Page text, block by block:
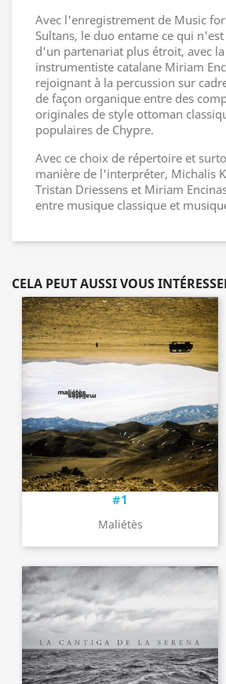
Avec l'enregistrement de Music
Sultans, le duo entame ce qui
d'un partenariat plus étroit, avec
instrumentiste catalane Miriam
rejoignant à la percussion sur
de façon organique entre des
originales de style ottoman
populaires de Chypre.
Avec ce choix de répertoire et
manière de l'interpréter, Michalis
Tristan Driessens et Miriam
entre musique classique et
CELA PEUT AUSSI VOUS
#1
Maliétès